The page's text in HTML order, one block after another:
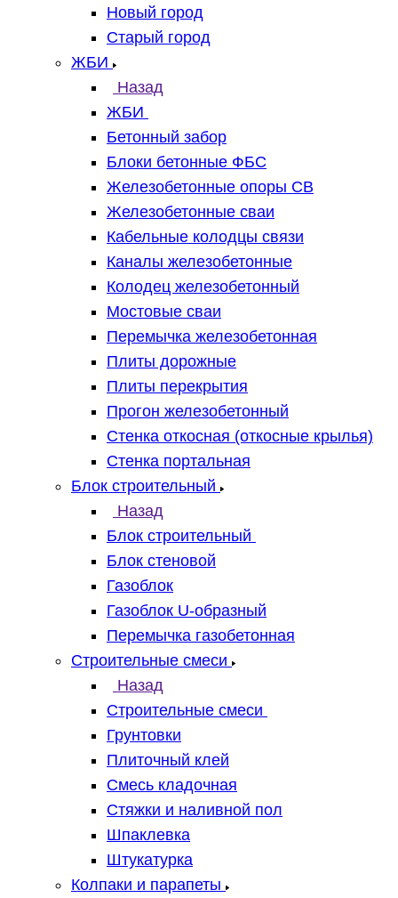
Новый город
Старый город
ЖБИ
Назад
ЖБИ
Бетонный забор
Блоки бетонные ФБС
Железобетонные опоры СВ
Железобетонные сваи
Кабельные колодцы связи
Каналы железобетонные
Колодец железобетонный
Мостовые сваи
Перемычка железобетонная
Плиты дорожные
Плиты перекрытия
Прогон железобетонный
Стенка откосная (откосные крылья)
Стенка портальная
Блок строительный
Назад
Блок строительный
Блок стеновой
Газоблок
Газоблок U-образный
Перемычка газобетонная
Строительные смеси
Назад
Строительные смеси
Грунтовки
Плиточный клей
Смесь кладочная
Стяжки и наливной пол
Шпаклевка
Штукатурка
Колпаки и парапеты